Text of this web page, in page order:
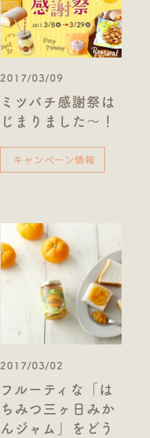
2017/03/09
ミツバチ感謝祭は
じまりました～！
キャンペーン情報
2017/03/02
フルーティな「は
ちみつ三ヶ日みか
んジャム」をどう